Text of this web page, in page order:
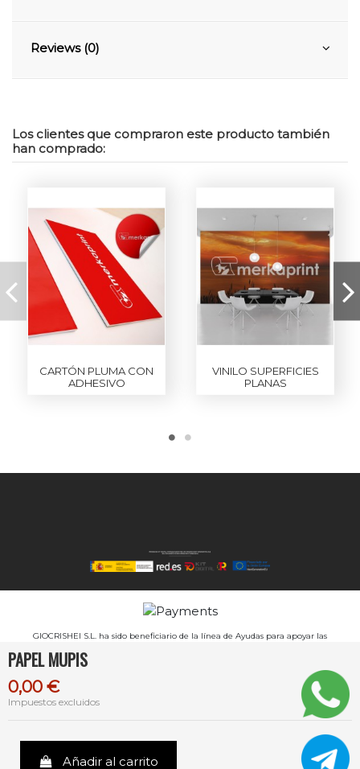
PAPEL MUPIS
0,00 €
Impuestos excluidos
Añadir al carrito
Reviews (0)
Los clientes que compraron este producto también
han comprado:
CARTÓN PLUMA CON
ADHESIVO
VINILO SUPERFICIES
PLANAS
GIOCRISHEI S.L. ha sido beneficiario de la línea de Ayudas para apoyar las
la Comunitat Valenciana para el ejercicio 2024, INPYME-2024-495 - Industria, por
importe de 108.180€, para un proyecto avanzado de impresión digital. Es un
proyecto Subvencionado por la Conselleria de Innovación, Industria, Comercio y